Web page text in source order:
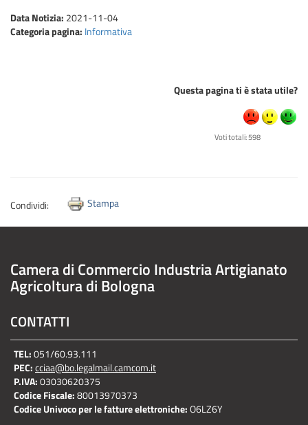
Data Notizia: 2021-11-04
Categoria pagina: Informativa
Questa pagina ti è stata utile?
Voti totali: 598
Condividi: Stampa
Camera di Commercio Industria Artigianato
Agricoltura di Bologna
CONTATTI
TEL:051/60.93.111
PEC:cciaa@bo.legalmail.camcom.it
P.IVA:03030620375
Codice Fiscale:80013970373
Codice Univoco per le fatture elettroniche:O6LZ6Y